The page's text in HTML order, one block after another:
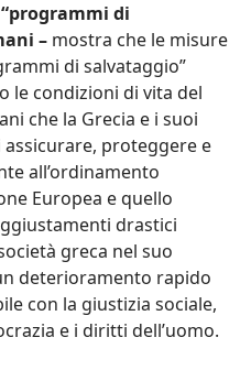
di
– mostra che le misure
di salvataggio”
le condizioni di vita del
che la Grecia e i suoi
proteggere e
all’ordinamento
Europea e quello
drastici
greca nel suo
deterioramento rapido
con la giustizia sociale,
e i diritti dell’uomo.